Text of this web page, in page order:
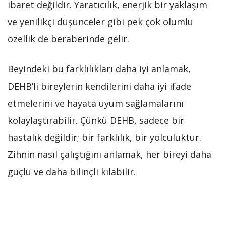
ibaret değildir. Yaratıcılık, enerjik bir yaklaşım
ve yenilikçi düşünceler gibi pek çok olumlu
özellik de beraberinde gelir.
Beyindeki bu farklılıkları daha iyi anlamak,
DEHB’li bireylerin kendilerini daha iyi ifade
etmelerini ve hayata uyum sağlamalarını
kolaylaştırabilir. Çünkü DEHB, sadece bir
hastalık değildir; bir farklılık, bir yolculuktur.
Zihnin nasıl çalıştığını anlamak, her bireyi daha
güçlü ve daha bilinçli kılabilir.